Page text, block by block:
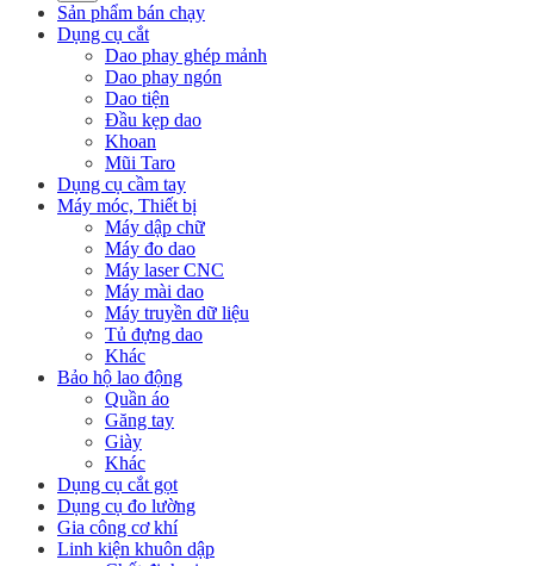
Sản phẩm bán chạy
Dụng cụ cắt
Dao phay ghép mảnh
Dao phay ngón
Dao tiện
Đầu kẹp dao
Khoan
Mũi Taro
Dụng cụ cầm tay
Máy móc, Thiết bị
Máy dập chữ
Máy đo dao
Máy laser CNC
Máy mài dao
Máy truyền dữ liệu
Tủ đựng dao
Khác
Bảo hộ lao động
Quần áo
Găng tay
Giày
Khác
Dụng cụ cắt gọt
Dụng cụ đo lường
Gia công cơ khí
Linh kiện khuôn dập